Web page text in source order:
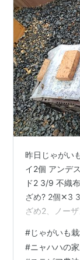
昨日じゃがい
イ2個 アンデ
ド2 3/9 不織
ざめ? 2個✕3
ざめ2、ノー
います さて活
る予定ではな
#じゃがいも
#ニャハハの